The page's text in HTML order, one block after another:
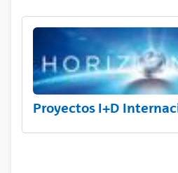
Proyectos I+D